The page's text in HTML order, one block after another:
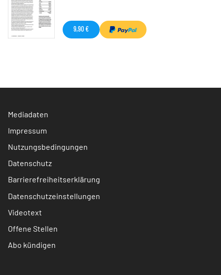
9,90 €
Mediadaten
Impressum
Nutzungsbedingungen
Datenschutz
Barrierefreiheitserklärung
Datenschutzeinstellungen
Videotext
Offene Stellen
Abo kündigen